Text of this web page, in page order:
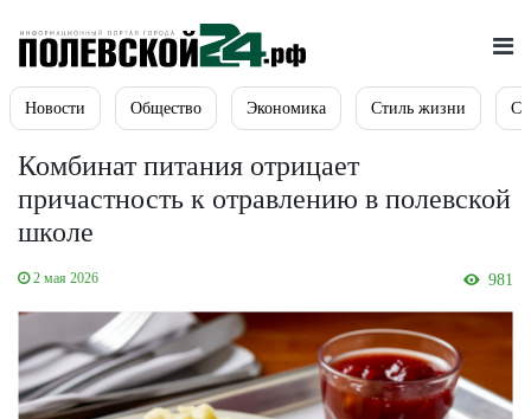
Новости Общество Экономика Стиль жизни
Комбинат питания отрицает
причастность к отравлению в полевской
школе
2 мая 2026 981